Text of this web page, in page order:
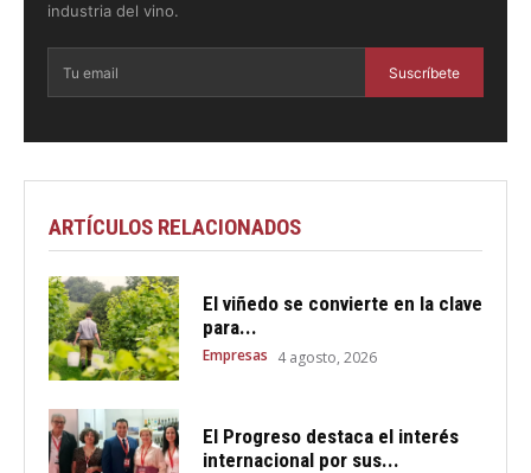
industria del vino.
Suscríbete
ARTÍCULOS RELACIONADOS
El viñedo se convierte en la clave
para...
Empresas 4 agosto, 2026
El Progreso destaca el interés
internacional por sus...